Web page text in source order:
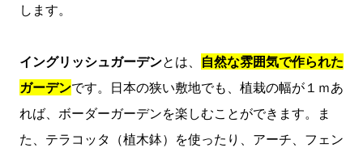
します。
イングリッシュガーデンとは、 自然な雰囲気で作られた
ガーデンです。日本の狭い敷地でも、植栽の幅が１ｍあ
れば、ボーダーガーデンを楽しむことができます。ま
た、テラコッタ（植木鉢）を使ったり、アーチ、フェン